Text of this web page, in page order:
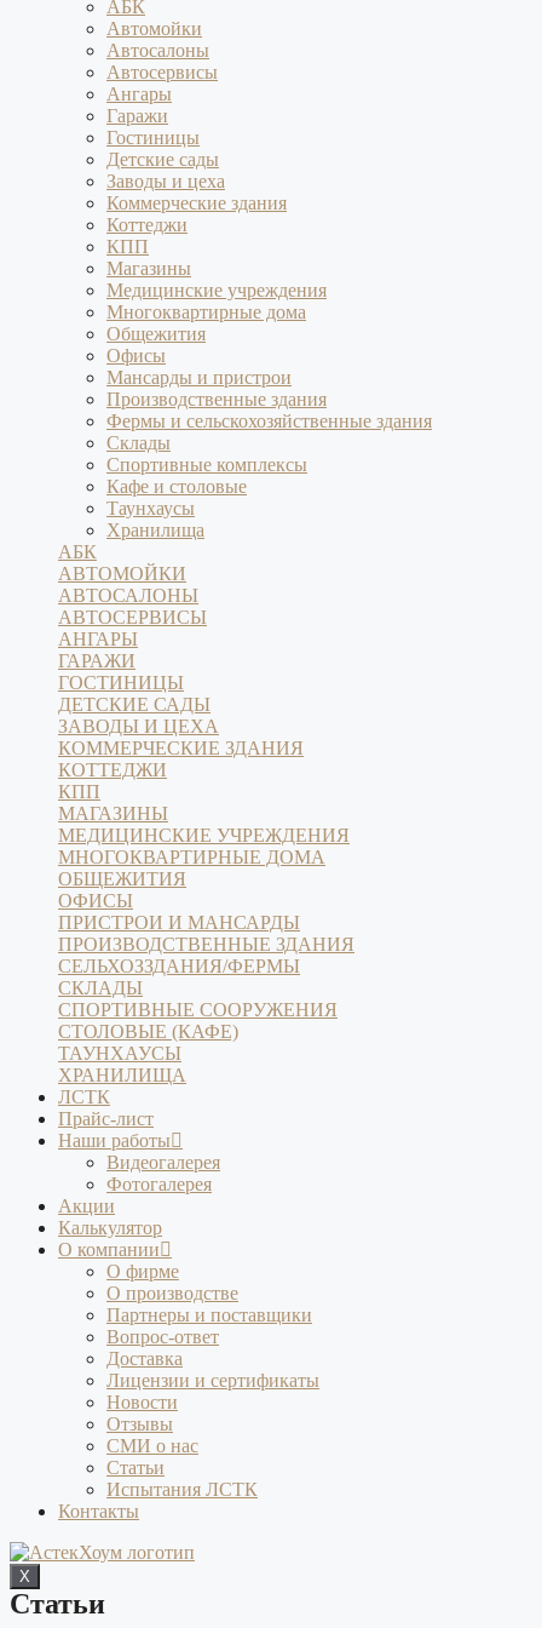
АБК
Автомойки
Автосалоны
Автосервисы
Ангары
Гаражи
Гостиницы
Детские сады
Заводы и цеха
Коммерческие здания
Коттеджи
КПП
Магазины
Медицинские учреждения
Многоквартирные дома
Общежития
Офисы
Мансарды и пристрои
Производственные здания
Фермы и сельскохозяйственные здания
Склады
Спортивные комплексы
Кафе и столовые
Таунхаусы
Хранилища
АБК
АВТОМОЙКИ
АВТОСАЛОНЫ
АВТОСЕРВИСЫ
АНГАРЫ
ГАРАЖИ
ГОСТИНИЦЫ
ДЕТСКИЕ САДЫ
ЗАВОДЫ И ЦЕХА
КОММЕРЧЕСКИЕ ЗДАНИЯ
КОТТЕДЖИ
КПП
МАГАЗИНЫ
МЕДИЦИНСКИЕ УЧРЕЖДЕНИЯ
МНОГОКВАРТИРНЫЕ ДОМА
ОБЩЕЖИТИЯ
ОФИСЫ
ПРИСТРОИ И МАНСАРДЫ
ПРОИЗВОДСТВЕННЫЕ ЗДАНИЯ
СЕЛЬХОЗЗДАНИЯ/ФЕРМЫ
СКЛАДЫ
СПОРТИВНЫЕ СООРУЖЕНИЯ
СТОЛОВЫЕ (КАФЕ)
ТАУНХАУСЫ
ХРАНИЛИЩА
ЛСТК
Прайс-лист
Наши работы
Видеогалерея
Фотогалерея
Акции
Калькулятор
О компании
О фирме
О производстве
Партнеры и поставщики
Вопрос-ответ
Доставка
Лицензии и сертификаты
Новости
Отзывы
СМИ о нас
Статьи
Испытания ЛСТК
Контакты
X
Статьи